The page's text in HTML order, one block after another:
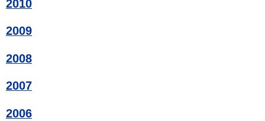
2010
2009
2008
2007
2006